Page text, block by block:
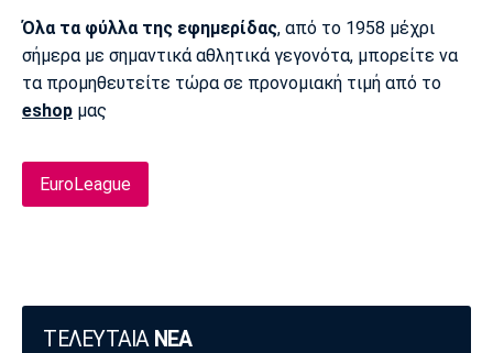
Όλα τα φύλλα της εφημερίδας, από το 1958 μέχρι
σήμερα με σημαντικά αθλητικά γεγονότα, μπορείτε να
τα προμηθευτείτε τώρα σε προνομιακή τιμή από το
eshop μας
EuroLeague
ΤΕΛΕΥΤΑΙΑ ΝΕΑ